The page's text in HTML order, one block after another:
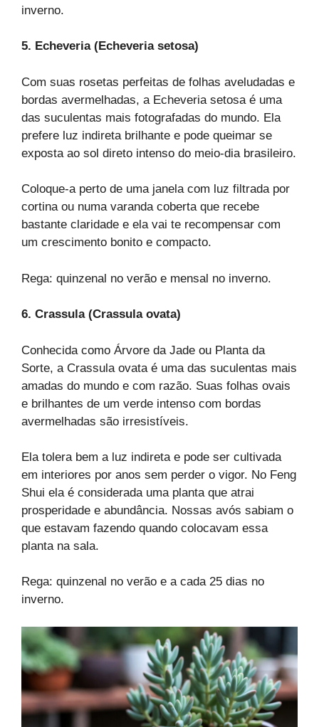
inverno.
5. Echeveria (Echeveria setosa)
Com suas rosetas perfeitas de folhas aveludadas e
bordas avermelhadas, a Echeveria setosa é uma
das suculentas mais fotografadas do mundo. Ela
prefere luz indireta brilhante e pode queimar se
exposta ao sol direto intenso do meio-dia brasileiro.
Coloque-a perto de uma janela com luz filtrada por
cortina ou numa varanda coberta que recebe
bastante claridade e ela vai te recompensar com
um crescimento bonito e compacto.
Rega: quinzenal no verão e mensal no inverno.
6. Crassula (Crassula ovata)
Conhecida como Árvore da Jade ou Planta da
Sorte, a Crassula ovata é uma das suculentas mais
amadas do mundo e com razão. Suas folhas ovais
e brilhantes de um verde intenso com bordas
avermelhadas são irresistíveis.
Ela tolera bem a luz indireta e pode ser cultivada
em interiores por anos sem perder o vigor. No Feng
Shui ela é considerada uma planta que atrai
prosperidade e abundância. Nossas avós sabiam o
que estavam fazendo quando colocavam essa
planta na sala.
Rega: quinzenal no verão e a cada 25 dias no
inverno.